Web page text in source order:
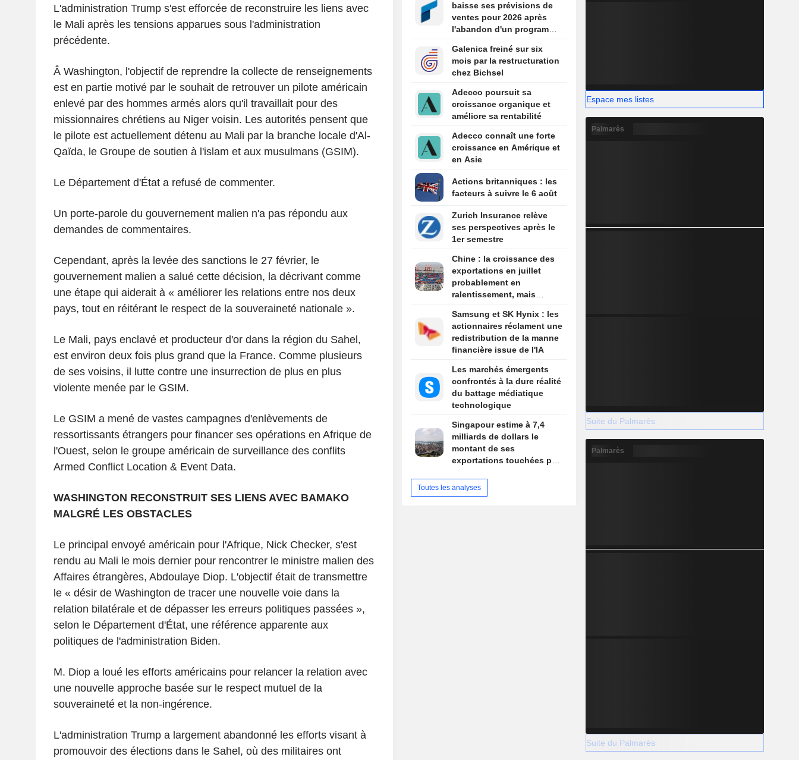
L'administration Trump s'est efforcée de reconstruire les liens avec
le Mali après les tensions apparues sous l'administration
précédente.
Â Washington, l'objectif de reprendre la collecte de renseignements
est en partie motivé par le souhait de retrouver un pilote américain
enlevé par des hommes armés alors qu'il travaillait pour des
missionnaires chrétiens au Niger voisin. Les autorités pensent que
le pilote est actuellement détenu au Mali par la branche locale d'Al-
Qaïda, le Groupe de soutien à l'islam et aux musulmans (GSIM).
Le Département d'État a refusé de commenter.
Un porte-parole du gouvernement malien n'a pas répondu aux
demandes de commentaires.
Cependant, après la levée des sanctions le 27 février, le
gouvernement malien a salué cette décision, la décrivant comme
une étape qui aiderait à « améliorer les relations entre nos deux
pays, tout en réitérant le respect de la souveraineté nationale ».
Le Mali, pays enclavé et producteur d'or dans la région du Sahel,
est environ deux fois plus grand que la France. Comme plusieurs
de ses voisins, il lutte contre une insurrection de plus en plus
violente menée par le GSIM.
Le GSIM a mené de vastes campagnes d'enlèvements de
ressortissants étrangers pour financer ses opérations en Afrique de
l'Ouest, selon le groupe américain de surveillance des conflits
Armed Conflict Location & Event Data.
WASHINGTON RECONSTRUIT SES LIENS AVEC BAMAKO
MALGRÉ LES OBSTACLES
Le principal envoyé américain pour l'Afrique, Nick Checker, s'est
rendu au Mali le mois dernier pour rencontrer le ministre malien des
Affaires étrangères, Abdoulaye Diop. L'objectif était de transmettre
le « désir de Washington de tracer une nouvelle voie dans la
relation bilatérale et de dépasser les erreurs politiques passées »,
selon le Département d'État, une référence apparente aux
politiques de l'administration Biden.
M. Diop a loué les efforts américains pour relancer la relation avec
une nouvelle approche basée sur le respect mutuel de la
souveraineté et la non-ingérence.
L'administration Trump a largement abandonné les efforts visant à
promouvoir des élections dans le Sahel, où des militaires ont
baisse ses prévisions de
ventes pour 2026 après
l'abandon d'un programme
Galenica freiné sur six
mois par la restructuration
chez Bichsel
Adecco poursuit sa
croissance organique et
améliore sa rentabilité
Adecco connaît une forte
croissance en Amérique et
en Asie
Actions britanniques : les
facteurs à suivre le 6 août
Zurich Insurance relève
ses perspectives après le
1er semestre
Chine : la croissance des
exportations en juillet
probablement en
ralentissement, mais
Samsung et SK Hynix : les
actionnaires réclament une
redistribution de la manne
financière issue de l'IA
Les marchés émergents
confrontés à la dure réalité
du battage médiatique
technologique
Singapour estime à 7,4
milliards de dollars le
montant de ses
exportations touchées par
douaniers américains
Toutes les analyses
Espace mes listes
Palmarès
Suite du Palmarès
Palmarès
Suite du Palmarès